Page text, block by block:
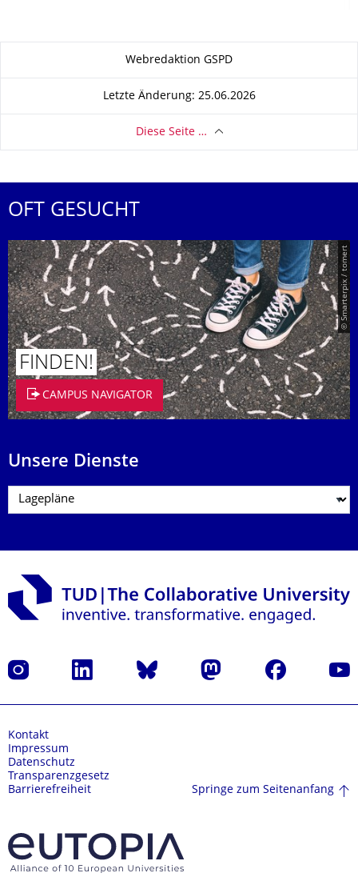
Zu dieser SeiteWebredaktion GSPD
Letzte Änderung: 25.06.2026
Diese Seite …
OFT GESUCHT
© Smarterpix / tomert
FINDEN!
CAMPUS NAVIGATOR
Unsere Dienste
Instagram LinkedIn Bluesky Mastodon Facebook
Kontakt
Impressum
Datenschutz
Transparenzgesetz
Barrierefreiheit
Springe zum Seitenanfang